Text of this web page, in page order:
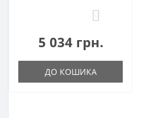
5 034 грн.
ДО КОШИКА